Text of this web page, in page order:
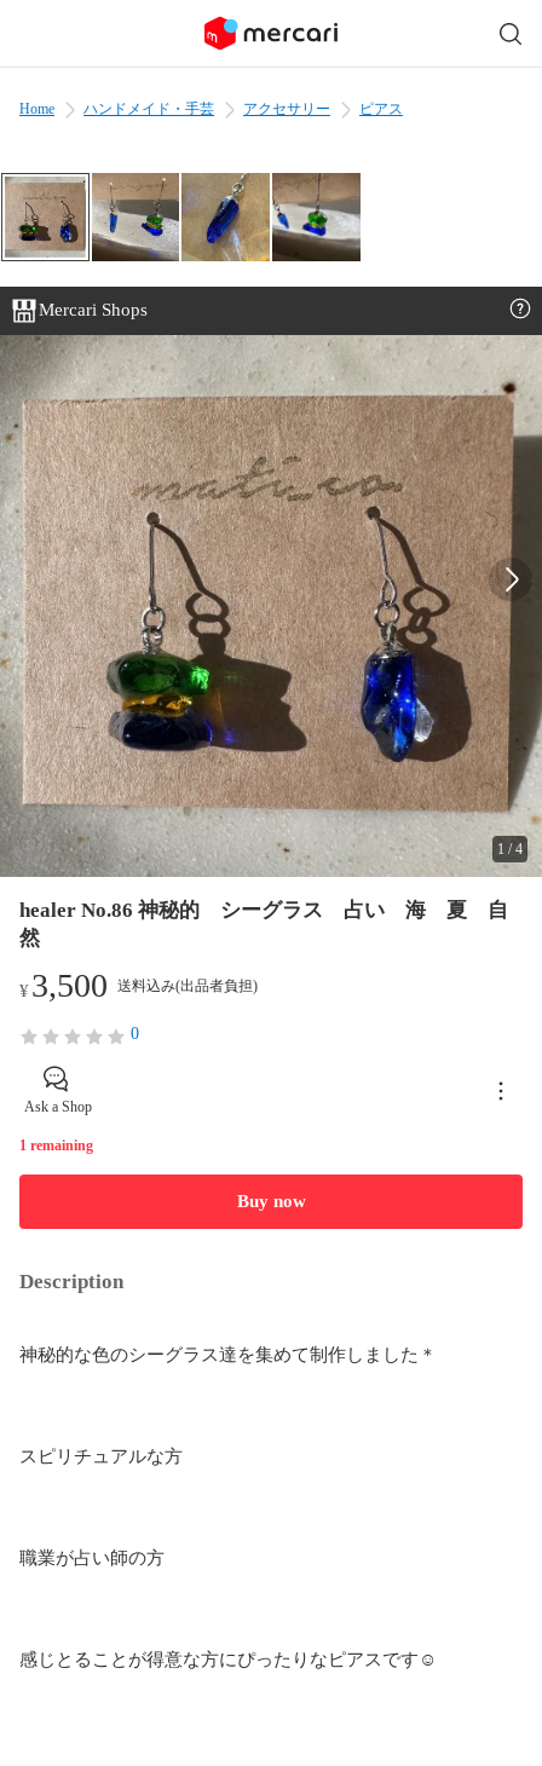
Home ハンドメイド・手芸 アクセサリー ピアス
Mercari Shops
1 /4
healer No.86 神秘的 シーグラス 占い 海 夏 自
然
¥3,500 送料込み(出品者負担)
0
Ask a Shop
1 remaining
Buy now
Description
神秘的な色のシーグラス達を集めて制作しました＊
スピリチュアルな方
職業が占い師の方
感じとることが得意な方にぴったりなピアスです☺︎